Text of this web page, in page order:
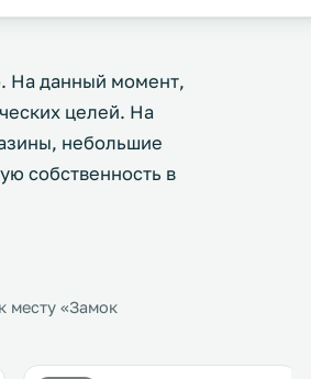
На данный момент,
целей. На
небольшие
собственность в
месту «Замок